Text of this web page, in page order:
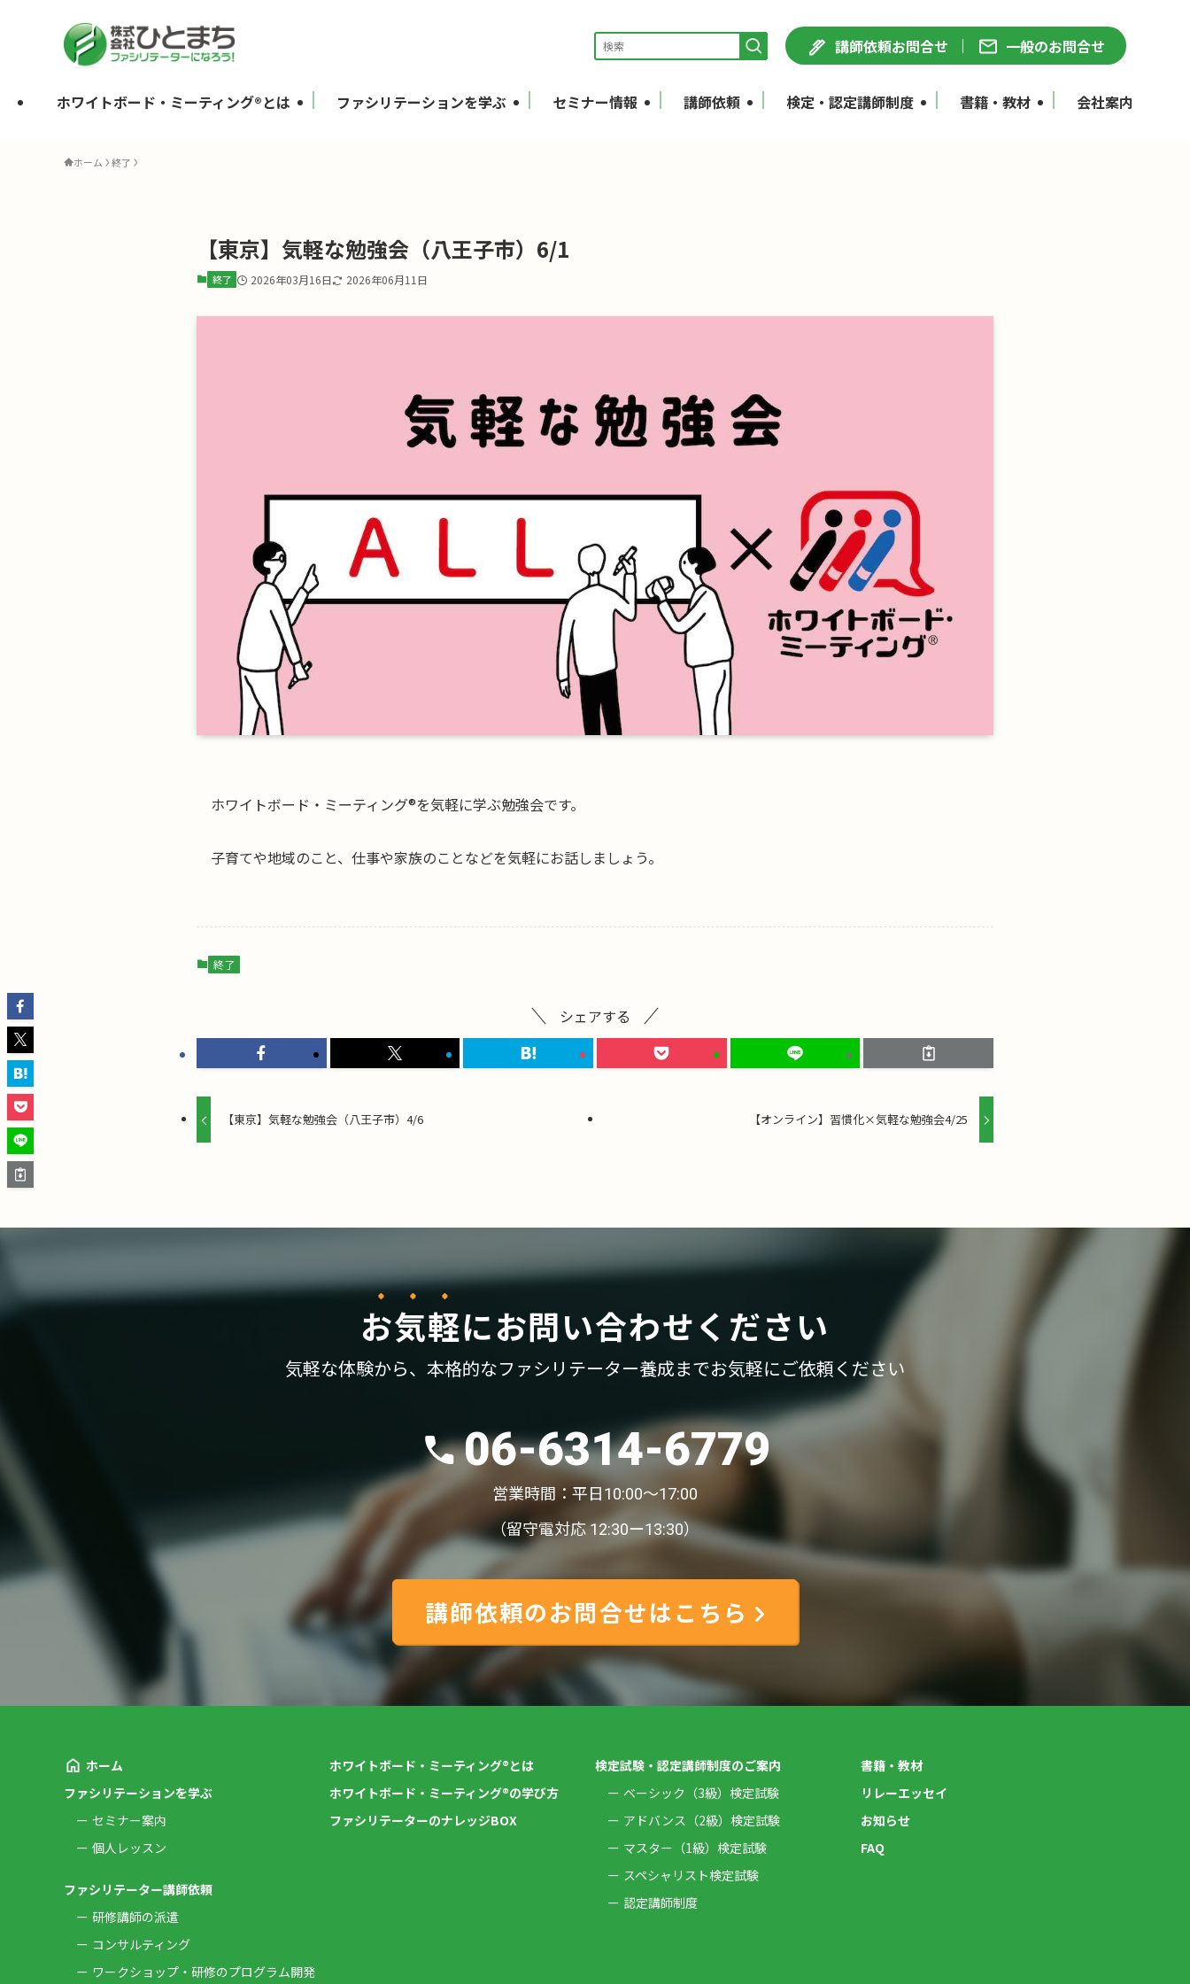
講師依頼お問合せ 一般のお問合せ
ホワイトボード・ミーティング®とは ファシリテーションを学ぶ セミナー情報 講師依頼 検定・認定講師制度 書籍・教材 会社案内
ホーム 終了
【東京】気軽な勉強会（八王子市）6/1
終了 2026年03月16日 2026年06月11日
ホワイトボード・ミーティング®を気軽に学ぶ勉強会です。
子育てや地域のこと、仕事や家族のことなどを気軽にお話しましょう。
終了
シェアする
【東京】気軽な勉強会（八王子市）4/6 【オンライン】習慣化×気軽な勉強会4/25
お気軽にお問い合わせください
気軽な体験から、 本格的なファシリテーター養成までお気軽にご依頼ください
06-6314-6779
営業時間：平日10:00〜17:00
（留守電対応 12:30ー13:30）
講師依頼のお問合せはこちら
ホーム
ファシリテーションを学ぶ
セミナー案内
個人レッスン
ファシリテーター講師依頼
研修講師の派遣
コンサルティング
ワークショップ・研修のプログラム開発
ホワイトボード・ミーティング®とは
ホワイトボード・ミーティング®の学び方
ファシリテーターのナレッジBOX
検定試験・認定講師制度のご案内
ベーシック（3級）検定試験
アドバンス（2級）検定試験
マスター（1級）検定試験
スペシャリスト検定試験
認定講師制度
書籍・教材
リレーエッセイ
お知らせ
FAQ